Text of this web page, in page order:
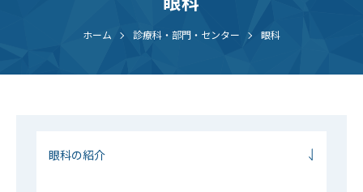
ホーム 診療科・部門・センター 眼科
眼科の紹介